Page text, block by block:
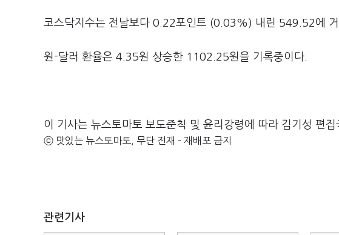
코스닥지수는 전날보다 0.22포인트 (0.03%) 내린 549.52에 거
원-달러 환율은 4.35원 상승한 1102.25원을 기록중이다.
이 기사는 뉴스토마토 보도준칙 및 윤리강령에 따라 김기성 편집
ⓒ 맛있는 뉴스토마토, 무단 전재 - 재배포 금지
관련기사